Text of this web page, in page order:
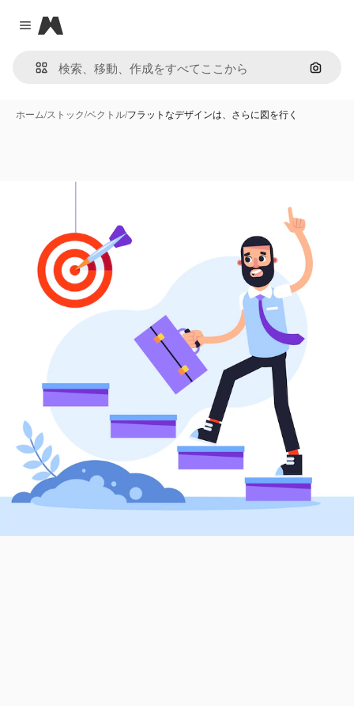
Close menu
Magnific
画像で
ホーム/ストック/ベクトル/フラットなデザインは、さらに図を行く